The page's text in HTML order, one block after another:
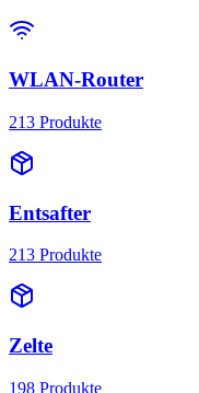
WLAN-Router
213 Produkte
Entsafter
213 Produkte
Zelte
198 Produkte